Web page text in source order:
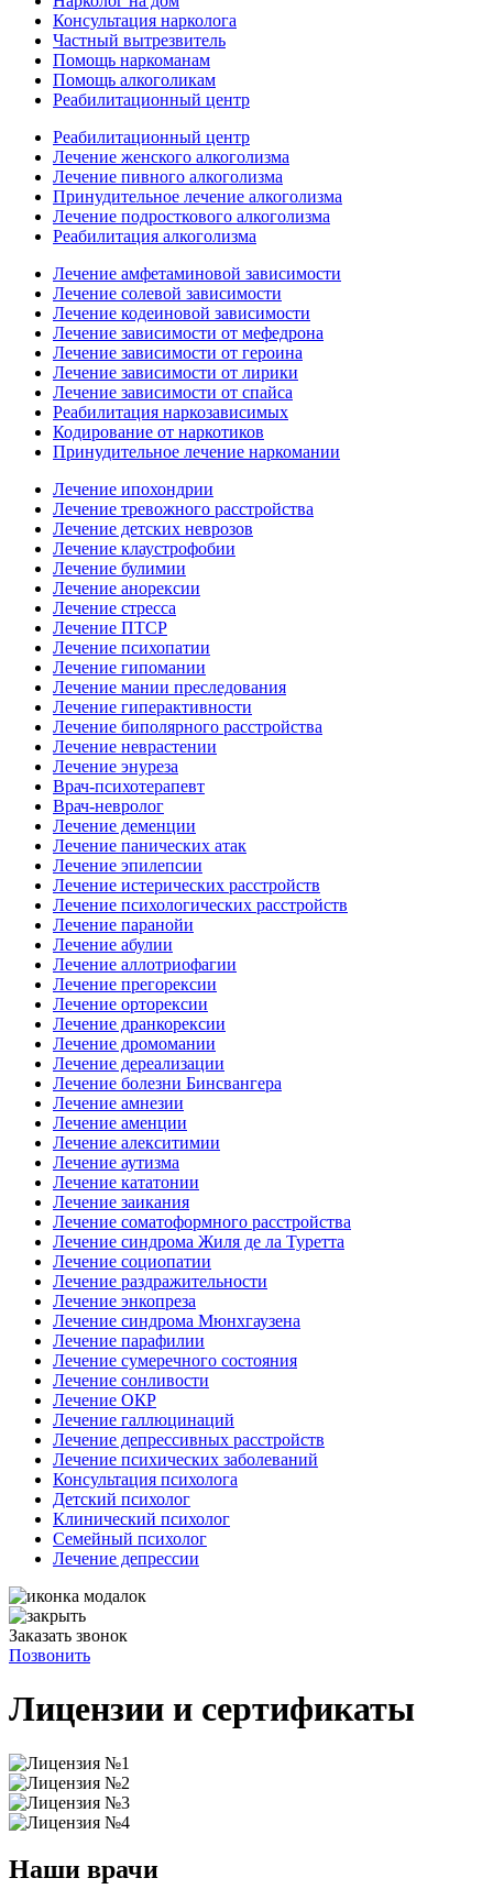
Консультация нарколога
Частный вытрезвитель
Помощь наркоманам
Помощь алкоголикам
Реабилитационный центр
Реабилитационный центр
Лечение женского алкоголизма
Лечение пивного алкоголизма
Принудительное лечение алкоголизма
Лечение подросткового алкоголизма
Реабилитация алкоголизма
Лечение амфетаминовой зависимости
Лечение солевой зависимости
Лечение кодеиновой зависимости
Лечение зависимости от мефедрона
Лечение зависимости от героина
Лечение зависимости от лирики
Лечение зависимости от спайса
Реабилитация наркозависимых
Кодирование от наркотиков
Принудительное лечение наркомании
Лечение ипохондрии
Лечение тревожного расстройства
Лечение детских неврозов
Лечение клаустрофобии
Лечение булимии
Лечение анорексии
Лечение стресса
Лечение ПТСР
Лечение психопатии
Лечение гипомании
Лечение мании преследования
Лечение гиперактивности
Лечение биполярного расстройства
Лечение неврастении
Лечение энуреза
Врач-психотерапевт
Врач-невролог
Лечение деменции
Лечение панических атак
Лечение эпилепсии
Лечение истерических расстройств
Лечение психологических расстройств
Лечение паранойи
Лечение абулии
Лечение аллотриофагии
Лечение прегорексии
Лечение орторексии
Лечение дранкорексии
Лечение дромомании
Лечение дереализации
Лечение болезни Бинсвангера
Лечение амнезии
Лечение аменции
Лечение алекситимии
Лечение аутизма
Лечение кататонии
Лечение заикания
Лечение соматоформного расстройства
Лечение синдрома Жиля де ла Туретта
Лечение социопатии
Лечение раздражительности
Лечение энкопреза
Лечение синдрома Мюнхгаузена
Лечение парафилии
Лечение сумеречного состояния
Лечение сонливости
Лечение ОКР
Лечение галлюцинаций
Лечение депрессивных расстройств
Лечение психических заболеваний
Консультация психолога
Детский психолог
Клинический психолог
Семейный психолог
Лечение депрессии
Заказать звонок
Позвонить
Лицензии и сертификаты
Наши врачи